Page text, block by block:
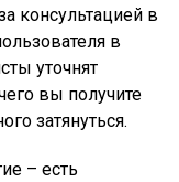
консультацией в
в
уточнят
вы получите
затянуться.
– есть